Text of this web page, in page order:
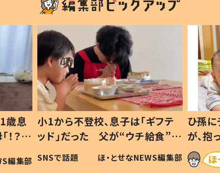
歳息
？」
編集部
小1から不登校、息子は「ギフテ
ッド」だった 父が“ウチ給食”を
作り続ける理由とは #令和の親
#令和の子
SNSで話題 ほ・とせなNEWS編集部
ひ孫
が、
「涙が
い」